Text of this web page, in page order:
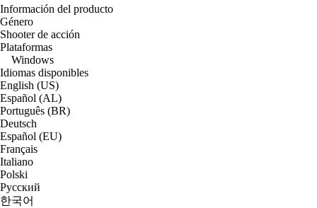
Información del producto
Género
Shooter de acción
Plataformas
Windows
Idiomas disponibles
English (US)
Español (AL)
Português (BR)
Deutsch
Español (EU)
Français
Italiano
Polski
Русский
한국어